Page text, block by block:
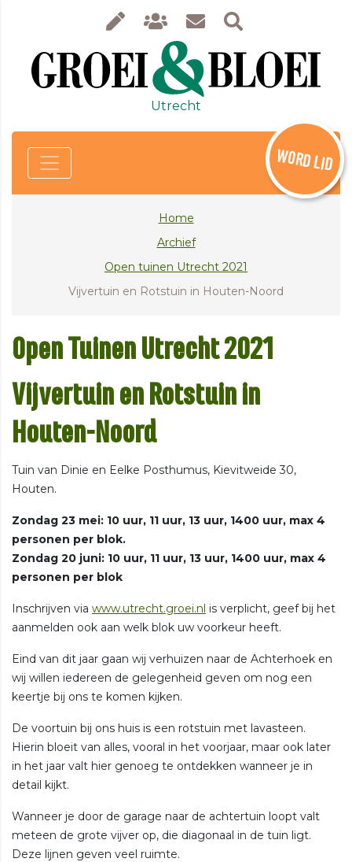
Utrecht
WORD LID
Home
Archief
Open tuinen Utrecht 2021
Vijvertuin en Rotstuin in Houten-Noord
Open Tuinen Utrecht 2021
Vijvertuin en Rotstuin in
Houten-Noord
Tuin van Dinie en Eelke Posthumus, Kievitweide 30,
Houten.
Zondag 23 mei: 10 uur, 11 uur, 13 uur, 1400 uur, max 4
personen per blok.
Zondag 20 juni: 10 uur, 11 uur, 13 uur, 1400 uur, max 4
personen per blok
Inschrijven via www.utrecht.groei.nl is verplicht, geef bij het
aanmelden ook aan welk blok uw voorkeur heeft.
Eind van dit jaar gaan wij verhuizen naar de Achterhoek en
wij willen iedereen de gelegenheid geven om nog een
keertje bij ons te komen kijken.
De voortuin bij ons huis is een rotstuin met lavasteen.
Hierin bloeit van alles, vooral in het voorjaar, maar ook later
in het jaar valt hier genoeg te ontdekken wanneer je in
detail kijkt.
Wanneer je door de garage naar de achtertuin loopt valt
meteen de grote vijver op, die diagonaal in de tuin ligt.
Deze lijnen geven veel ruimte.